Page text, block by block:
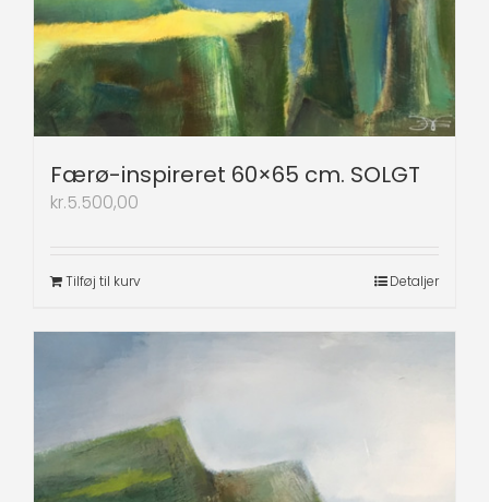
Færø-inspireret 60×65 cm. SOLGT
kr.5.500,00
Tilføj til kurv Detaljer